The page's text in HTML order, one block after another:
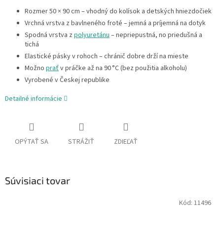
Rozmer 50 × 90 cm – vhodný do kolísok a detských hniezdočiek
Vrchná vrstva z bavlneného froté – jemná a príjemná na dotyk
Spodná vrstva z polyuretánu– nepriepustná, no priedušná a
tichá
Elastické pásky v rohoch – chránič dobre drží na mieste
Možno praťv práčke až na 90 °C (bez použitia alkoholu)
Vyrobené v Českej republike
Detailné informácie
OPÝTAŤ SA STRÁŽIŤ ZDIEĽAŤ
Súvisiaci tovar
Kód: 11496